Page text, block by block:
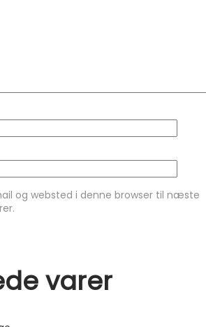
og websted i denne browser til næste
varer